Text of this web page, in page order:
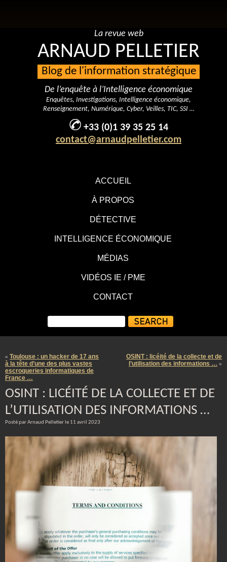
ACCUEIL
À PROPOS
DÉTECTIVE
INTELLIGENCE ÉCONOMIQUE
MÉDIAS
VIDÉOS IE / PME
CONTACT
La revue web
ARNAUD PELLETIER
Blog de l'information stratégique
De l’enquête à l’Intelligence économique
Enquêtes, Investigations, Intelligence économique,
Renseignement, Numérique, Cyber, Veilles, TIC, SSI …
+33 (0)1 39 35 25 14
contact@arnaudpelletier.com
« Toulouse : un hacker de 17 ans
à la tête d’une des plus vastes
escroqueries informatiques de
France …
OSINT : licéité de la collecte et de
l’utilisation des informations … »
OSINT : LICÉITÉ DE LA COLLECTE ET DE
L’UTILISATION DES INFORMATIONS …
Posté par Arnaud Pelletier le 11 avril 2023